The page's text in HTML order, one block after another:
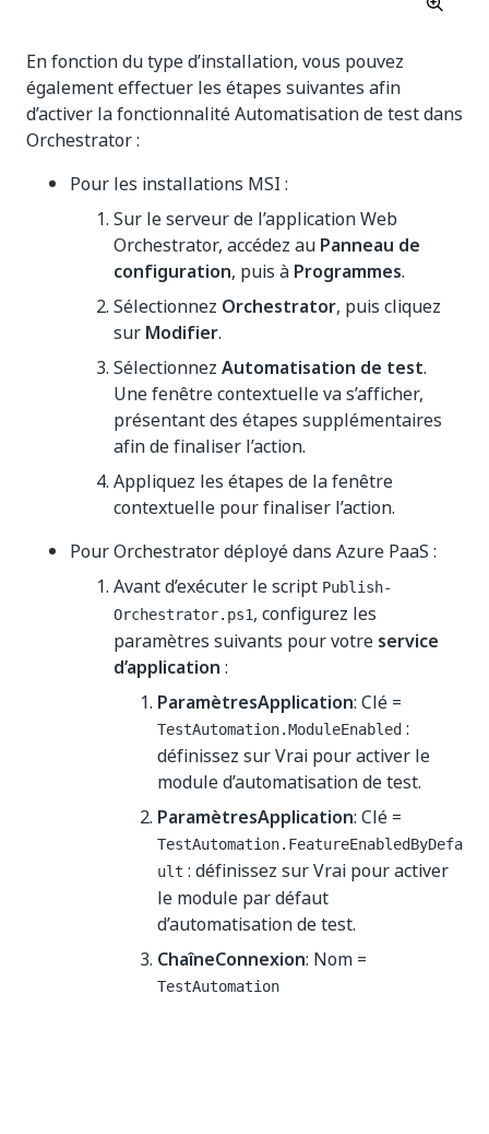
En fonction du type d’installation, vous pouvez
également effectuer les étapes suivantes afin
d’activer la fonctionnalité Automatisation de test dans
Orchestrator :
Pour les installations MSI :
Sur le serveur de l’application Web
Orchestrator, accédez au Panneau de
configuration, puis à Programmes.
Sélectionnez Orchestrator, puis cliquez
sur Modifier.
Sélectionnez Automatisation de test.
Une fenêtre contextuelle va s’afficher,
présentant des étapes supplémentaires
afin de finaliser l’action.
Appliquez les étapes de la fenêtre
contextuelle pour finaliser l’action.
Pour Orchestrator déployé dans Azure PaaS :
Avant d’exécuter le script Publish-
Orchestrator.ps1, configurez les
paramètres suivants pour votre service
d’application :
ParamètresApplication: Clé =
TestAutomation.ModuleEnabled :
définissez sur Vrai pour activer le
module d’automatisation de test.
ParamètresApplication: Clé =
TestAutomation.FeatureEnabledByDefa
ult : définissez sur Vrai pour activer
le module par défaut
d’automatisation de test.
ChaîneConnexion: Nom =
TestAutomation